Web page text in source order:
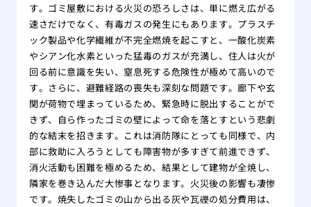
す。ゴミ屋敷における火災の恐ろしさは、単に燃え広がる
速さだけでなく、有毒ガスの発生にもあります。プラスチ
ック製品や化学繊維が不完全燃焼を起こすと、一酸化炭素
やシアン化水素といった猛毒のガスが充満し、住人は火が
回る前に意識を失い、窒息死する危険性が極めて高いので
す。さらに、避難経路の喪失も深刻な問題です。廊下や玄
関が荷物で埋まっているため、緊急時に脱出することがで
きず、自ら作ったゴミの壁によって命を落とすという悲劇
的な結末を招きます。これは消防隊にとっても同様で、内
部に救助に入ろうとしても障害物が多すぎて前進できず、
消火活動も困難を極めるため、結果として建物が全焼し、
隣家を巻き込んだ大惨事となります。火災後の影響も凄惨
です。焼失したゴミの山から出る灰や瓦礫の処分費用は、